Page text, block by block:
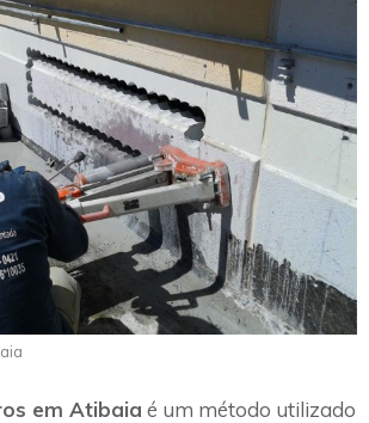
em Atibaia é um método utilizado